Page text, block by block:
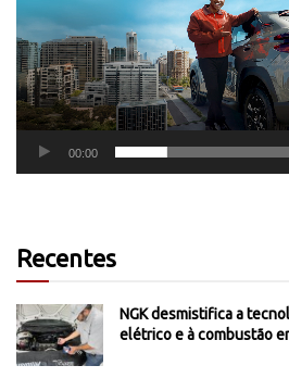
00:00
Recentes
NGK desmistifica a
elétrico e à combustão